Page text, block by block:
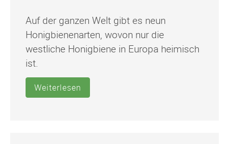
Auf der ganzen Welt gibt es neun
Honigbienenarten, wovon nur die
westliche Honigbiene in Europa heimisch
ist.
Weiterlesen